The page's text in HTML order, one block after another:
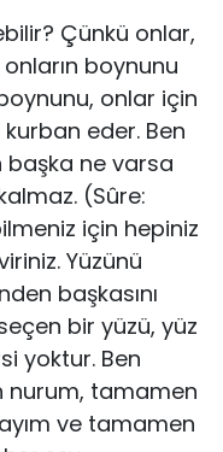
Çünkü onlar,
onların boynunu
onlar için
eder. Ben
başka ne varsa
(Sûre:
için hepiniz
Yüzünü
başkasını
bir yüzü, yüz
yoktur. Ben
tamamen
ve tamamen